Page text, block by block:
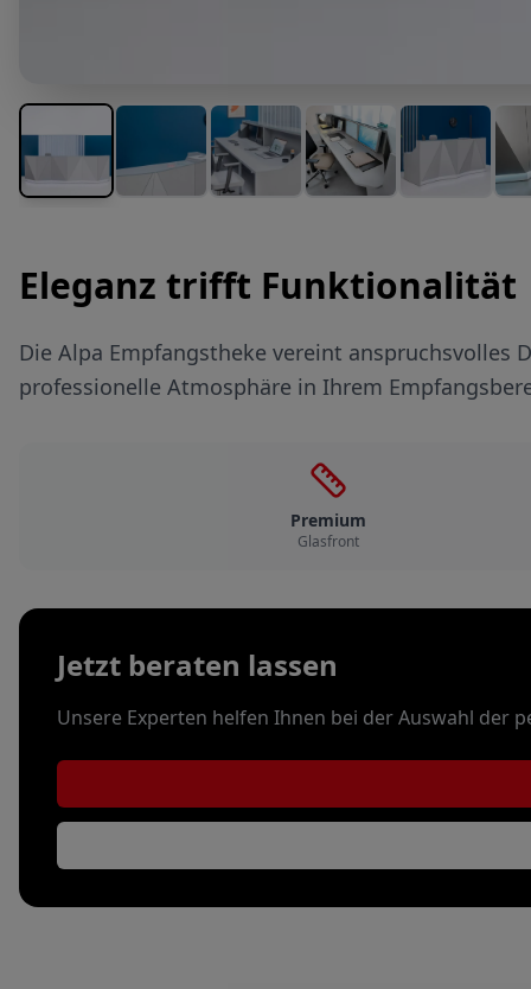
Eleganz trifft Funktionalität
Die Alpa Empfangstheke vereint
professionelle Atmosphäre in Ihrem
Premium
Glasfront
Jetzt beraten lassen
Unsere Experten helfen Ihnen bei der Auswahl der